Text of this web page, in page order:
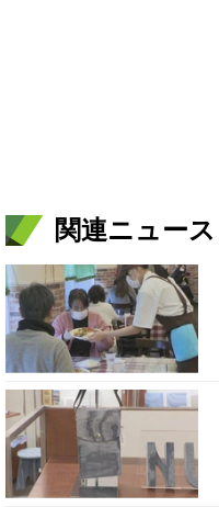
関連ニュース